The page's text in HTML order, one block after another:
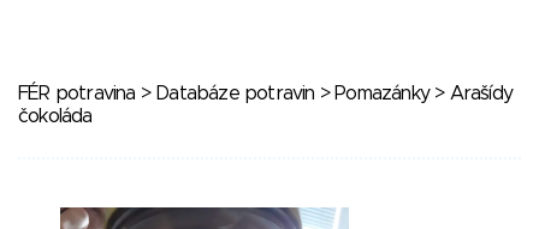
FÉR potravina > Databáze potravin > Pomazánky> Arašídy
čokoláda